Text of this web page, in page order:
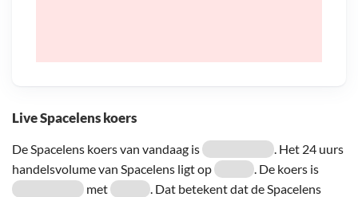
Live Spacelens koers
De Spacelens koers van vandaag is
. Het 24 uurs
handelsvolume van Spacelens ligt op
. De koers is
met
. Dat betekent dat de Spacelens